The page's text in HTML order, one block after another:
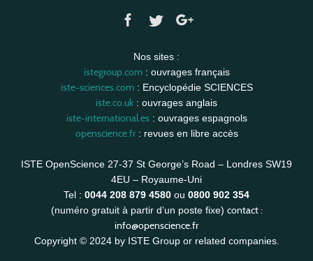
Nos sites :
istegroup.com: ouvrages français
iste-sciences.com: Encyclopédie SCIENCES
iste.co.uk : ouvrages anglais
iste-international.es: ouvrages espagnols
openscience.fr: revues en libre accès
ISTE OpenScience 27-37 St George’s Road – Londres SW19
4EU – Royaume-Uni
Tel : 0044 208 879 4580 ou 0800 902 354
(numéro gratuit à partir d’un poste fixe) contact :
info@openscience.fr
Copyright © 2024 by ISTE Group or related companies.